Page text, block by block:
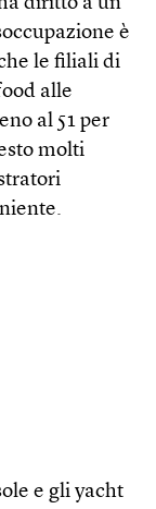
è
le filiali di
alle
al 51 per
molti
e gli yacht